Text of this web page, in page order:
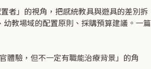
者」的視角，把感統教具與遊具的差別拆
教場域的配置原則、採購預算建議。一篇
驗，但不一定有職能治療背景」的角